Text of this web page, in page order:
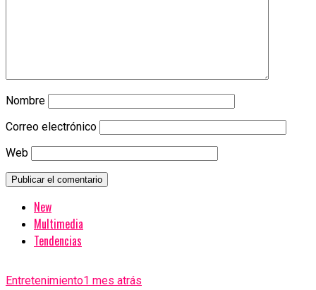
Nombre
Correo electrónico
Web
New
Multimedia
Tendencias
Entretenimiento1 mes atrás